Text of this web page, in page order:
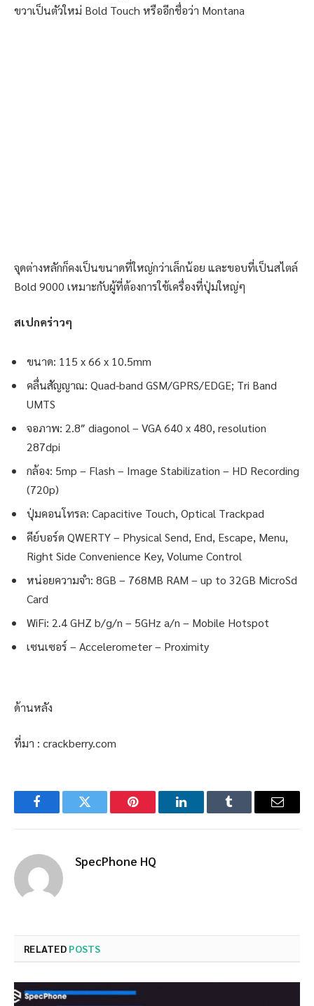
ขวาเป็นตัวใหม่ Bold Touch หรืออีกชื่อว่า Montana
จุดต่างหลักก็คงเป็นขนาดที่ใหญ่กว่าเล็กน้อย และขอบที่เป็นสไตล์
Bold 9000 เหมาะกับผู้ที่ต้องการใช้เครื่องที่ปุ่มใหญ่ๆ
สเปกคร่าวๆ
ขนาด: 115 x 66 x 10.5mm
คลื่นสัญญาณ: Quad-band GSM/GPRS/EDGE; Tri Band
UMTS
จอภาพ: 2.8″ diagonol – VGA 640 x 480, resolution
287dpi
กล้อง: 5mp – Flash – Image Stabilization – HD Recording
(720p)
ปุ่มคอนโทรล: Capacitive Touch, Optical Trackpad
คีย์บอร์ด QWERTY – Physical Send, End, Escape, Menu,
Right Side Convenience Key, Volume Control
หน่อยความจำ: 8GB – 768MB RAM – up to 32GB MicroSd
Card
WiFi: 2.4 GHZ b/g/n – 5GHz a/n – Mobile Hotspot
เซนเซอร์ – Accelerometer – Proximity
ด้านหลัง
ที่มา : crackberry.com
FacebookTwitter Pinterest LinkedInTumblr Email
SpecPhone HQ
RELATED POSTS